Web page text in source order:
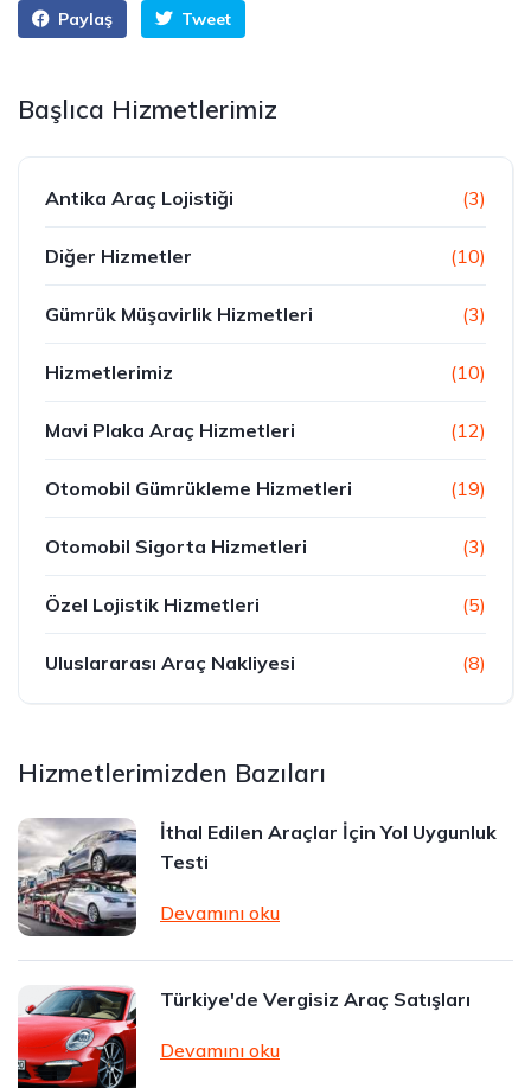
Paylaş Tweet
Başlıca Hizmetlerimiz
Antika Araç Lojistiği (3)
Diğer Hizmetler (10)
Gümrük Müşavirlik Hizmetleri (3)
Hizmetlerimiz (10)
Mavi Plaka Araç Hizmetleri (12)
Otomobil Gümrükleme Hizmetleri (19)
Otomobil Sigorta Hizmetleri (3)
Özel Lojistik Hizmetleri (5)
Uluslararası Araç Nakliyesi (8)
Hizmetlerimizden Bazıları
İthal Edilen Araçlar İçin Yol Uygunluk
Testi
Devamını oku
Türkiye'de Vergisiz Araç Satışları
Devamını oku